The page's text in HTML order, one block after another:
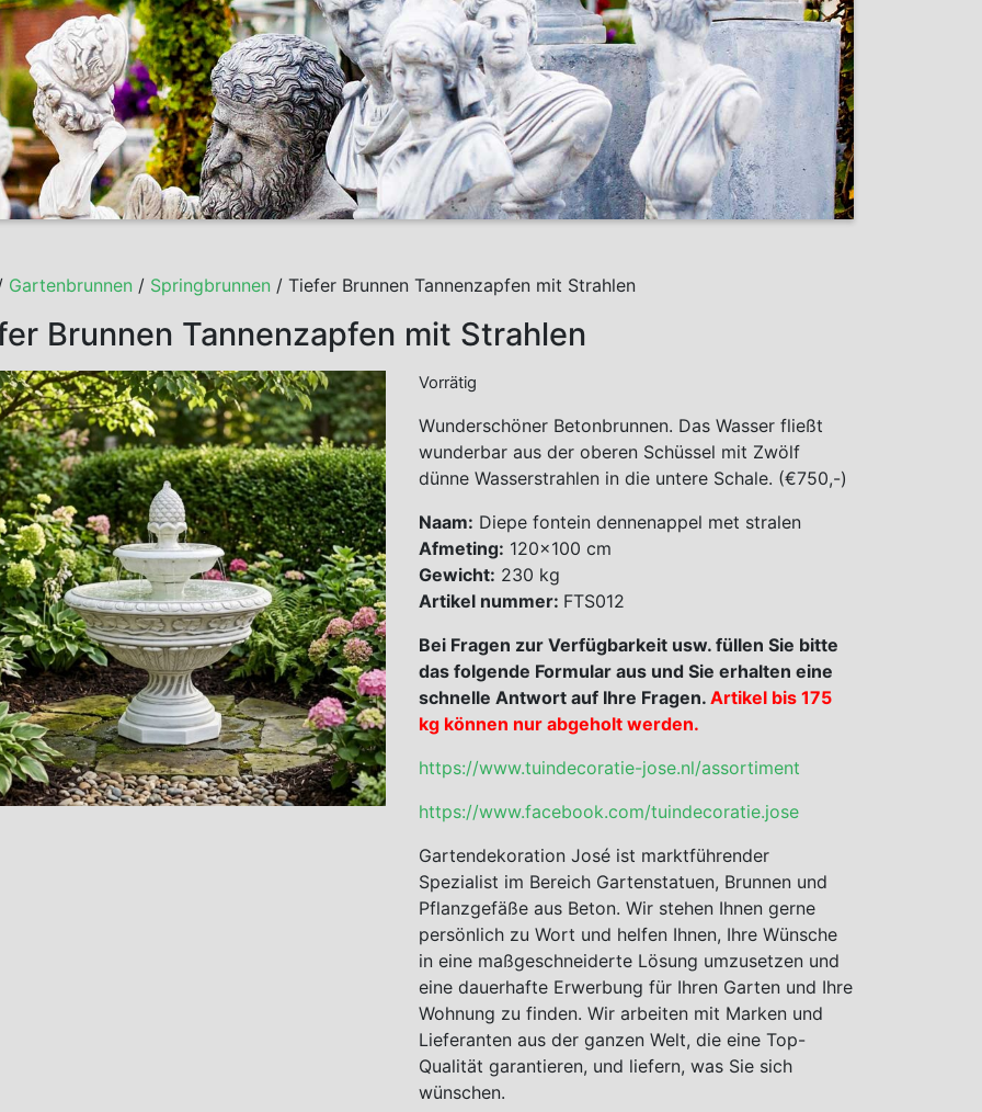
Gartenbrunnen / Springbrunnen / Tiefer Brunnen Tannenzapfen mit Strahlen
Brunnen Tannenzapfen mit Strahlen
Vorrätig
Wunderschöner Betonbrunnen. Das Wasser fließt
wunderbar aus der oberen Schüssel mit Zwölf
dünne Wasserstrahlen in die untere Schale. (€750,-)
Naam: Diepe fontein dennenappel met stralen
Afmeting: 120×100 cm
Gewicht: 230 kg
Artikel nummer: FTS012
Bei Fragen zur Verfügbarkeit usw. füllen Sie bitte
das folgende Formular aus und Sie erhalten eine
schnelle Antwort auf Ihre Fragen. Artikel bis 175
kg können nur abgeholt werden.
https://www.tuindecoratie-jose.nl/assortiment
https://www.facebook.com/tuindecoratie.jose
Gartendekoration José ist marktführender
Spezialist im Bereich Gartenstatuen, Brunnen und
Pflanzgefäße aus Beton. Wir stehen Ihnen gerne
persönlich zu Wort und helfen Ihnen, Ihre Wünsche
in eine maßgeschneiderte Lösung umzusetzen und
eine dauerhafte Erwerbung für Ihren Garten und Ihre
Wohnung zu finden. Wir arbeiten mit Marken und
Lieferanten aus der ganzen Welt, die eine Top-
Qualität garantieren, und liefern, was Sie sich
wünschen.